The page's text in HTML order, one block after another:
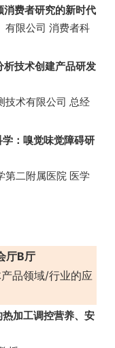
费者研究的新时代
有限公司 消费者科
技术创建产品研发
技术有限公司 总经
：嗅觉味觉障碍研
第二附属医院 医学
厅B厅
品领域/行业的应
加工调控营养、安